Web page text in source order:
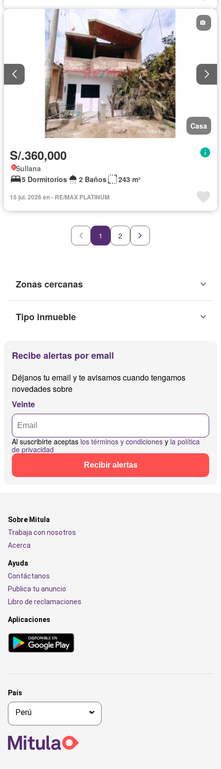
Casa
S/.360,000
Sullana
5 Dormitorios
2 Baños 243 m²
15 jul. 2026 en - RE/MAX PLATINUM
1 2
Zonas cercanas
Tipo inmueble
Recibe alertas por email
Déjanos tu email y te avisamos cuando tengamos
novedades sobre
Veinte
Al suscribirte aceptas los términos y condiciones y la política
de privacidad
Recibir alertas
Sobre Mitula
Trabaja con nosotros
Acerca
Ayuda
Contáctanos
Publica tu anuncio
Libro de reclamaciones
Aplicaciones
País